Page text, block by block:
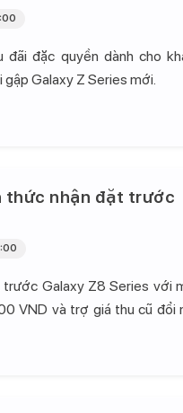
đặc quyền dành cho
Galaxy Z Series mới.
thức nhận đặt trước
trước Galaxy Z8 Series với
VND và trợ giá thu cũ đổi